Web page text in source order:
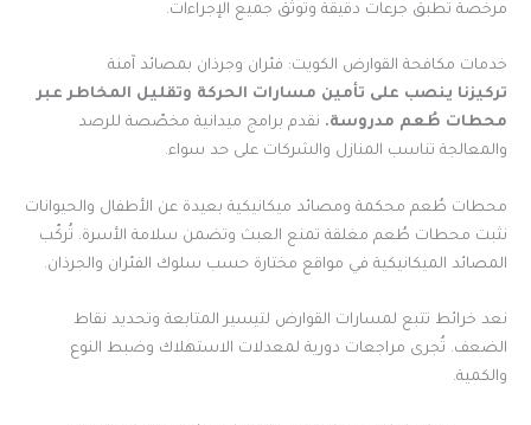
مرخّصة تطبق جرعات دقيقة وتوثّق جميع الإجراءات.
خدمات مكافحة القوارض الكويت: فئران وجرذان بمصائد آمنة
تركيزنا ينصب على تأمين مسارات الحركة وتقليل المخاطر عبر
محطات طُعم مدروسة. نقدم برامج ميدانية مخصّصة للرصد
والمعالجة تناسب المنازل والشركات على حد سواء.
محطات طُعم محكمة ومصائد ميكانيكية بعيدة عن الأطفال والحيوانات
نثبت محطات طُعم مغلقة تمنع العبث وتضمن سلامة الأسرة. تُركّب
المصائد الميكانيكية في مواقع مختارة حسب سلوك الفئران والجرذان.
نعد خرائط تتبع لمسارات القوارض لتيسير المتابعة وتحديد نقاط
الضعف. تُجرى مراجعات دورية لمعدلات الاستهلاك وضبط النوع
والكمية.